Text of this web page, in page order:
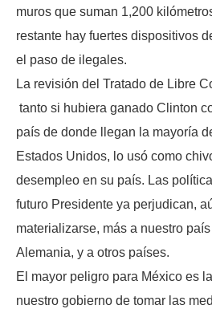
muros que suman 1,200
restante hay fuertes dispositivos
el paso de ilegales.
La revisión del Tratado de Libre
tanto si hubiera ganado Clinton
país de donde llegan la mayoría
Estados Unidos, lo usó como
desempleo en su país. Las
futuro Presidente ya perjudican,
materializarse, más a nuestro
Alemania, y a otros países.
El mayor peligro para México es
nuestro gobierno de tomar las